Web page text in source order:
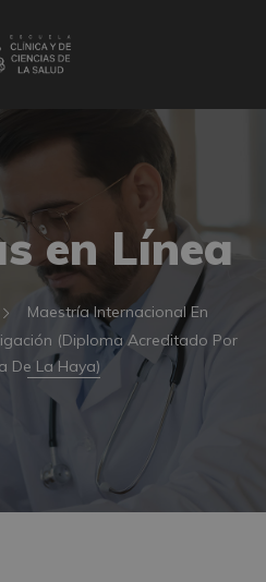
en Línea
Maestría Internacional En
(Diploma Acreditado Por
De La Haya)